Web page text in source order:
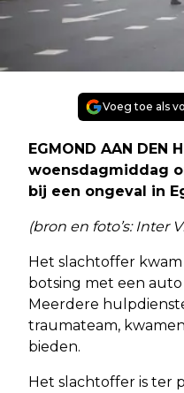
Voeg toe als
EGMOND AAN DEN
woensdagmiddag
bij een ongeval in
(bron en foto’s: Inter
Het slachtoffer
botsing met een
Meerdere
traumateam,
bieden.
Het slachtoffer is ter